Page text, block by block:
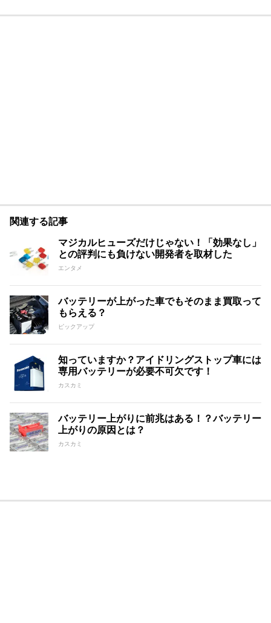
関連する記事
マジカルヒューズだけじゃない！「効果なし」
との評判にも負けない開発者を取材した
エンタメ
バッテリーが上がった車でもそのまま買取って
もらえる？
ピックアップ
知っていますか？アイドリングストップ車には
専用バッテリーが必要不可欠です！
カスカミ
バッテリー上がりに前兆はある！？バッテリー
上がりの原因とは？
カスカミ